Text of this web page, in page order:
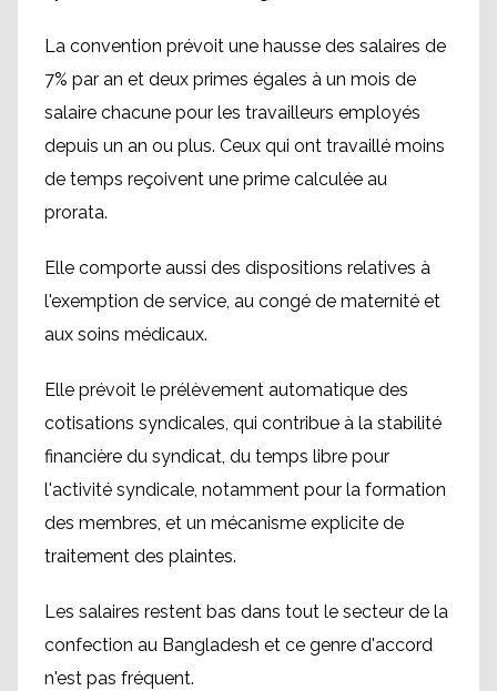
La convention prévoit une hausse des salaires de
7% par an et deux primes égales à un mois de
salaire chacune pour les travailleurs employés
depuis un an ou plus. Ceux qui ont travaillé moins
de temps reçoivent une prime calculée au
prorata.
Elle comporte aussi des dispositions relatives à
l'exemption de service, au congé de maternité et
aux soins médicaux.
Elle prévoit le prélèvement automatique des
cotisations syndicales, qui contribue à la stabilité
financière du syndicat, du temps libre pour
l'activité syndicale, notamment pour la formation
des membres, et un mécanisme explicite de
traitement des plaintes.
Les salaires restent bas dans tout le secteur de la
confection au Bangladesh et ce genre d'accord
n'est pas fréquent.